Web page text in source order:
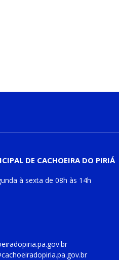
DE CACHOEIRA DO PIRIÁ
à sexta de 08h às 14h